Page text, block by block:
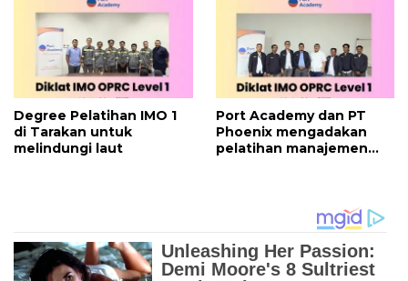
Degree Pelatihan IMO 1
di Tarakan untuk
melindungi laut
Port Academy dan PT
Phoenix mengadakan
pelatihan manajemen